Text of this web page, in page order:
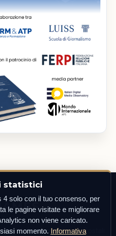
di Comunicazione e Postali
statistici
solo con il tuo consenso, per
le pagine visitate e migliorare
non viene caricato.
momento.
Informativa